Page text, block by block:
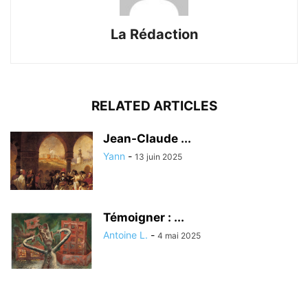
La Rédaction
RELATED ARTICLES
Jean-Claude ...
Yann - 13 juin 2025
Témoigner : ...
Antoine L. - 4 mai 2025